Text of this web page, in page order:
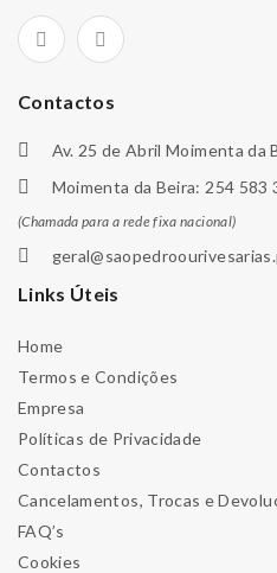
Contactos
Av. 25 de Abril Moimenta da
Moimenta da Beira: 254 583
(Chamada para a rede fixa nacional)
Links Úteis
Home
Termos e Condições
Empresa
Políticas de Privacidade
Contactos
Cancelamentos, Trocas e
FAQ’s
Cookies